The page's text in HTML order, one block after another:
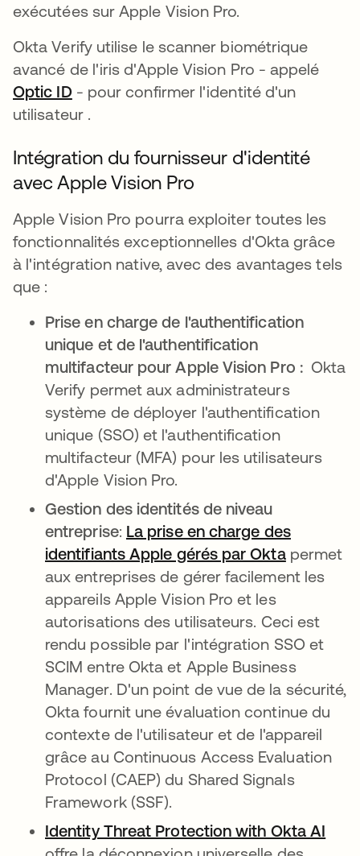
exécutées sur Apple Vision Pro.
Okta Verify utilise le scanner biométrique
avancé de l'iris d'Apple Vision Pro - appelé
Optic ID s’ouvre dans un nouvel onglet
- pour confirmer l'identité d'un
utilisateur .
Intégration du fournisseur d'identité
avec Apple Vision Pro
Apple Vision Pro pourra exploiter toutes les
fonctionnalités exceptionnelles d'Okta grâce
à l'intégration native, avec des avantages tels
que :
Prise en charge de l'authentification
unique et de l'authentification
multifacteur pour Apple Vision Pro : Okta
Verify permet aux administrateurs
système de déployer l'authentification
unique (SSO) et l'authentification
multifacteur (MFA) pour les utilisateurs
d'Apple Vision Pro.
Gestion des identités de niveau
entreprise: La prise en charge des
identifiants Apple gérés par Oktas’ouvre
permet
aux entreprises de gérer facilement les
appareils Apple Vision Pro et les
autorisations des utilisateurs. Ceci est
rendu possible par l'intégration SSO et
SCIM entre Okta et Apple Business
Manager. D'un point de vue de la sécurité,
Okta fournit une évaluation continue du
contexte de l'utilisateur et de l'appareil
grâce au Continuous Access Evaluation
Protocol (CAEP) du Shared Signals
Framework (SSF).
Identity Threat Protection with Okta AI